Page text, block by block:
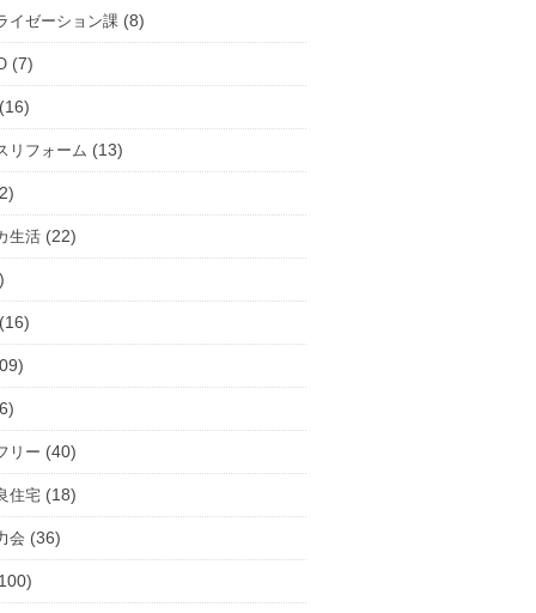
イゼーション課 (8)
(7)
リフォーム (13)
生活 (22)
リー (40)
住宅 (18)
会 (36)